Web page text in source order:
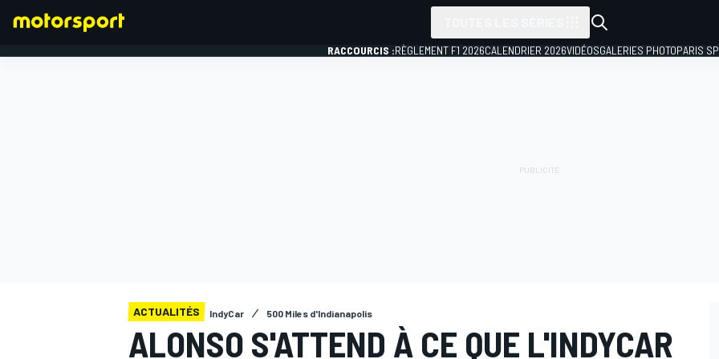
RACCOURCIS :RÈGLEMENT F1 2026CALENDRIER 2026VIDÉOSGALERIES PHOTOPARIS
ACTUALITÉS IndyCar 500 Miles d'Indianapolis
ALONSO S'ATTEND À CE QUE L'INDYCAR